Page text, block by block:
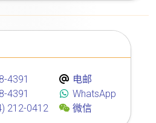
4391
4391
212-0412
电邮
WhatsApp
微信